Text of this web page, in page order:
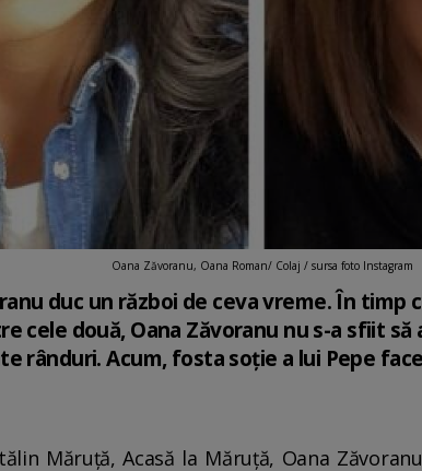
Oana Zăvoranu, Oana Roman/ Colaj / sursa foto Instagram
duc un război de ceva vreme. În timp
cele două, Oana Zăvoranu nu s-a sfiit
rânduri. Acum, fosta soție a lui Pepe
Măruță, Acasă la Măruță, Oana